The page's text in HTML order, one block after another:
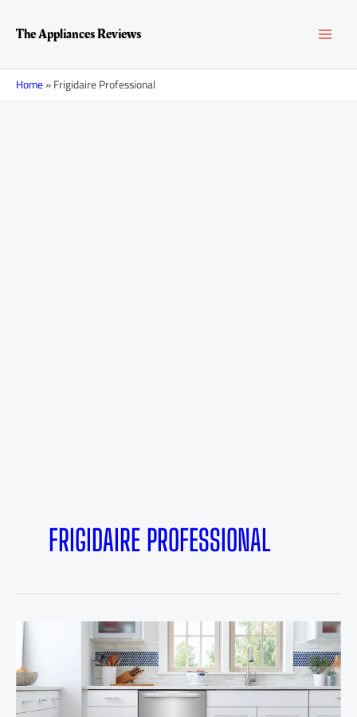
содержимому
The Appliances Reviews
Home»Frigidaire Professional
FRIGIDAIRE PROFESSIONAL